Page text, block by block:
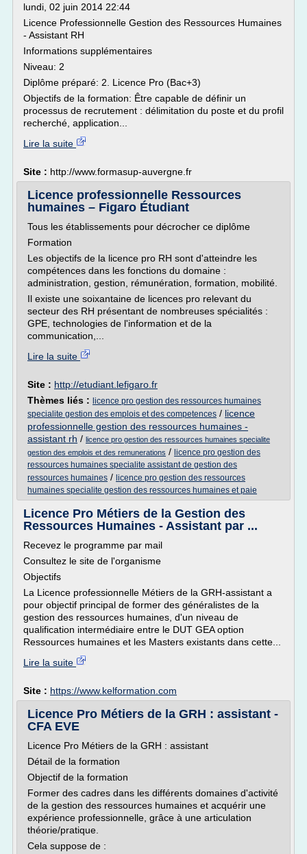
lundi, 02 juin 2014 22:44
Licence Professionnelle Gestion des Ressources Humaines
- Assistant RH
Informations supplémentaires
Niveau: 2
Diplôme préparé: 2. Licence Pro (Bac+3)
Objectifs de la formation: Être capable de définir un
processus de recrutement : délimitation du poste et du profil
recherché, application...
Lire la suite
Site : http://www.formasup-auvergne.fr
Licence professionnelle Ressources
humaines – Figaro Étudiant
Tous les établissements pour décrocher ce diplôme
Formation
Les objectifs de la licence pro RH sont d'atteindre les
compétences dans les fonctions du domaine :
administration, gestion, rémunération, formation, mobilité.
Il existe une soixantaine de licences pro relevant du
secteur des RH présentant de nombreuses spécialités :
GPE, technologies de l'information et de la
communication,...
Lire la suite
Site : http://etudiant.lefigaro.fr
Thèmes liés : licence pro gestion des ressources humaines
specialite gestion des emplois et des competences / licence
professionnelle gestion des ressources humaines -
assistant rh / licence pro gestion des ressources humaines specialite
gestion des emplois et des remunerations / licence pro gestion des
ressources humaines specialite assistant de gestion des
ressources humaines / licence pro gestion des ressources
humaines specialite gestion des ressources humaines et paie
Licence Pro Métiers de la Gestion des
Ressources Humaines - Assistant par ...
Recevez le programme par mail
Consultez le site de l'organisme
Objectifs
La Licence professionnelle Métiers de la GRH-assistant a
pour objectif principal de former des généralistes de la
gestion des ressources humaines, d'un niveau de
qualification intermédiaire entre le DUT GEA option
Ressources humaines et les Masters existants dans cette...
Lire la suite
Site : https://www.kelformation.com
Licence Pro Métiers de la GRH : assistant -
CFA EVE
Licence Pro Métiers de la GRH : assistant
Détail de la formation
Objectif de la formation
Former des cadres dans les différents domaines d'activité
de la gestion des ressources humaines et acquérir une
expérience professionnelle, grâce à une articulation
théorie/pratique.
Cela suppose de :